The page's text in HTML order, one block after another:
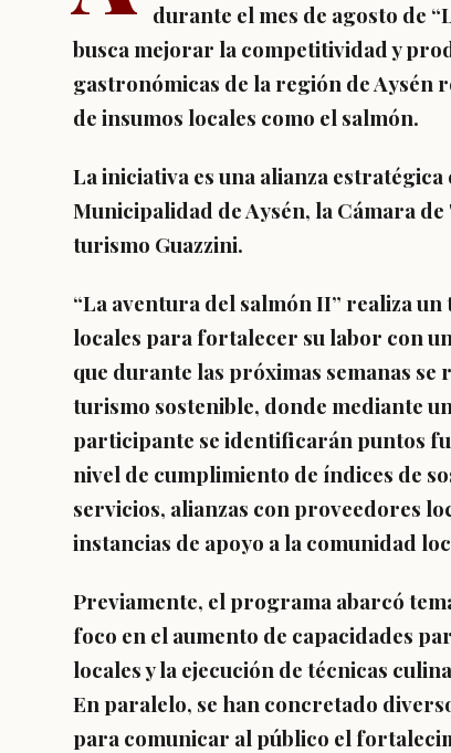
durante el mes de agosto de
busca mejorar la competitividad y
gastronómicas de la región de Aysén
de insumos locales como el salmón.
La iniciativa es una alianza
Municipalidad de Aysén, la Cámara
turismo Guazzini.
“La aventura del salmón II” realiza
locales para fortalecer su labor con
que durante las próximas semanas
turismo sostenible, donde mediante
participante se identificarán puntos
nivel de cumplimiento de índices de
servicios, alianzas con proveedores
instancias de apoyo a la comunidad
Previamente, el programa abarcó
foco en el aumento de capacidades
locales y la ejecución de técnicas
En paralelo, se han concretado
para comunicar al público el